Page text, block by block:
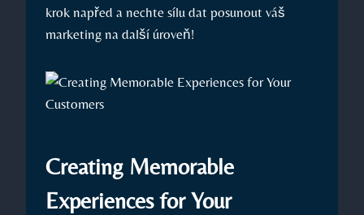
krok napřed⁤ a nechte​ sílu dat posunout ⁤váš
marketing na další úroveň!
Creating Memorable
Experiences⁢ for ‍Your⁢